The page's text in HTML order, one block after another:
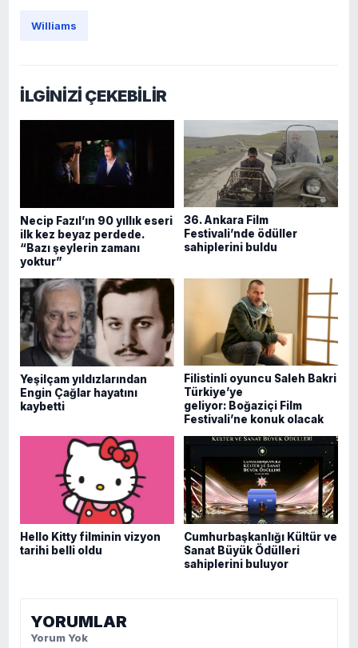
Williams
İLGİNİZİ ÇEKEBİLİR
Necip Fazıl’ın 90 yıllık eseri
ilk kez beyaz perdede.
“Bazı şeylerin zamanı
yoktur”
36. Ankara Film
Festivali’nde ödüller
sahiplerini buldu
Yeşilçam yıldızlarından
Engin Çağlar hayatını
kaybetti
Filistinli oyuncu Saleh Bakri
Türkiye’ye
geliyor: Boğaziçi Film
Festivali’ne konuk olacak
Hello Kitty filminin vizyon
tarihi belli oldu
Cumhurbaşkanlığı Kültür ve
Sanat Büyük Ödülleri
sahiplerini buluyor
YORUMLAR
Yorum Yok